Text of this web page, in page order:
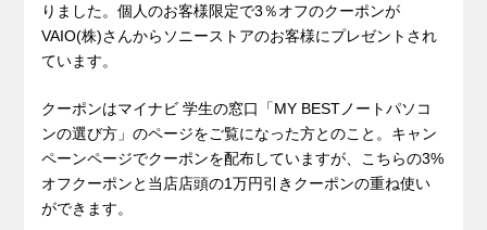
りました。個人のお客様限定で3％オフのクーポンが
VAIO(株)さんからソニーストアのお客様にプレゼントされ
ています。
クーポンはマイナビ 学生の窓口「MY BESTノートパソコ
ンの選び方」のページをご覧になった方とのこと。キャン
ペーンページでクーポンを配布していますが、こちらの3%
オフクーポンと当店店頭の1万円引きクーポンの重ね使い
ができます。